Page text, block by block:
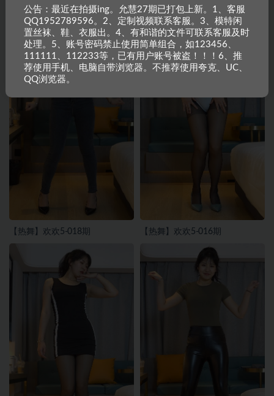
【热舞】欢欢5-018期 【热舞】欢欢5-016期
公告：最近在拍摄ing。允慧27期已打包上新。1、客服
QQ1952789596。2、定制视频联系客服。3、模特闲
置丝袜、鞋、衣服出。4、有和谐的文件可联系客服及时
处理。5、账号密码禁止使用简单组合，如123456、
111111、112233等，已有用户账号被盗！！！6、推
荐使用手机、电脑自带浏览器。不推荐使用夸克、UC、
QQ浏览器。